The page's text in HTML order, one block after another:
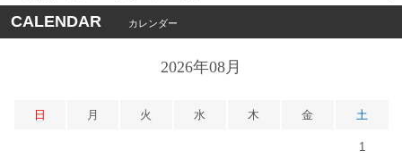
CALENDAR カレンダー
2026年08月
日 月 火 水 木 金 土
1